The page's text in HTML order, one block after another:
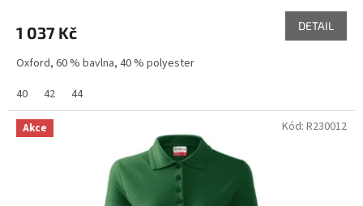
1 037 Kč DETAIL
Oxford, 60 % bavlna, 40 % polyester
40
42 44
Akce Kód: R230012